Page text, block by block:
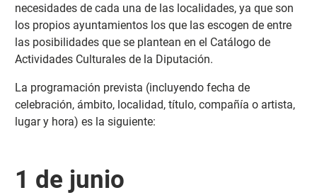
necesidades de cada una de las localidades, ya que son
los propios ayuntamientos los que las escogen de entre
las posibilidades que se plantean en el Catálogo de
Actividades Culturales de la Diputación.
La programación prevista (incluyendo fecha de
celebración, ámbito, localidad, título, compañía o artista,
lugar y hora) es la siguiente:
1 de junio